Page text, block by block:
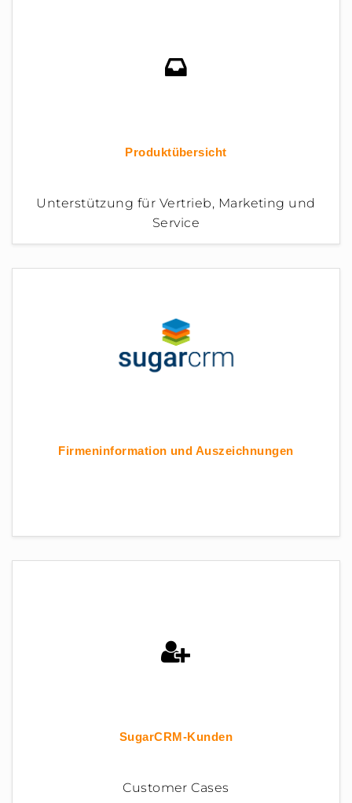
Produktübersicht
Unterstützung für Vertrieb, Marketing und
Service
Firmeninformation und Auszeichnungen
SugarCRM-Kunden
Customer Cases